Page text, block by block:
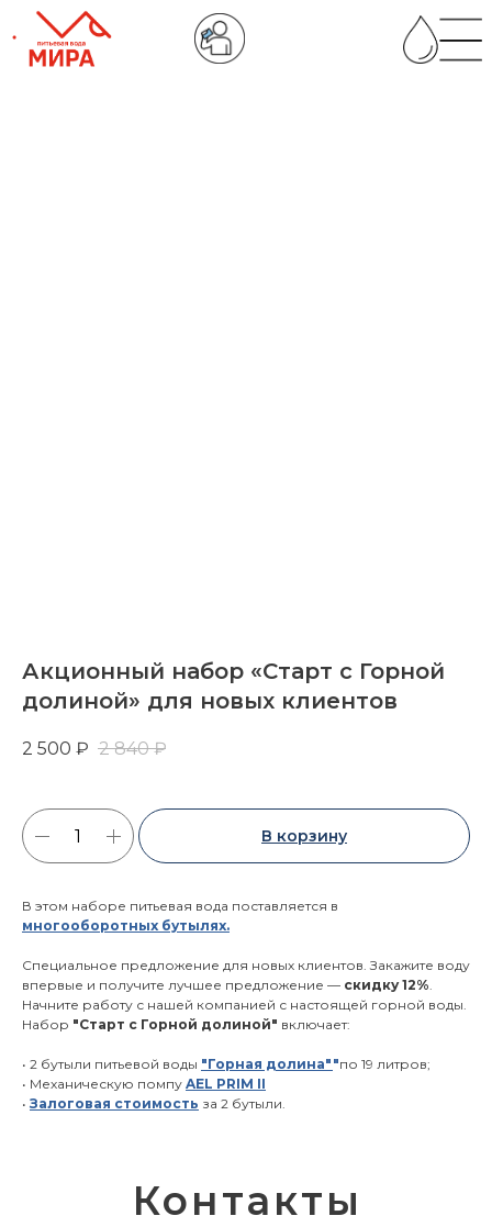
Акционный набор «Старт с Горной
долиной» для новых клиентов
2 500 ₽ 2 840 ₽
В корзину
В этом наборе питьевая вода поставляется в
многооборотных бутылях.
Специальное предложение для новых клиентов. Закажите воду
впервые и получите лучшее предложение — скидку 12%.
Начните работу с нашей компанией с настоящей горной воды.
Набор "Старт с Горной долиной" включает:
• 2 бутыли питьевой воды "Горная долина" "по 19 литров;
• Механическую помпу AEL PRIM II
• Залоговая стоимость за 2 бутыли.
Контакты
Московская обл., г.Королёв,